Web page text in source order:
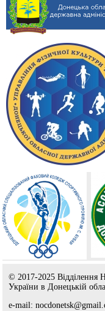
© 2017-2025 Відділення
України в Донецькій
e-mail: